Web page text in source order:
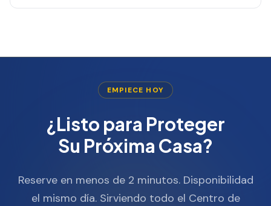
EMPIECE HOY
¿Listo para Proteger
Su Próxima Casa?
Reserve en menos de 2 minutos. Disponibilidad
el mismo día. Sirviendo todo el Centro de